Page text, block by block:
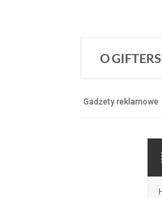
O
Gadżety reklamowe